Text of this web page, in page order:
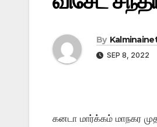
By
SEP 8, 2022
கனடா மார்க்கம் மாநகர